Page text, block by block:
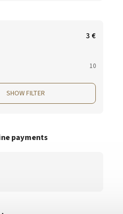
3 €
10
SHOW FILTER
payments